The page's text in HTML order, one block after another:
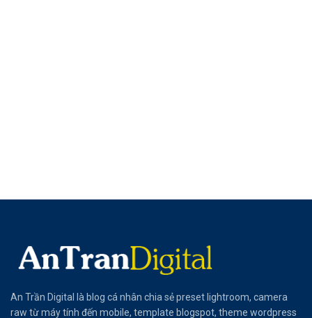
An Trần Digital là blog cá nhân chia sẻ preset lightroom, camera
raw từ máy tính đến mobile, template blogspot, theme wordpress